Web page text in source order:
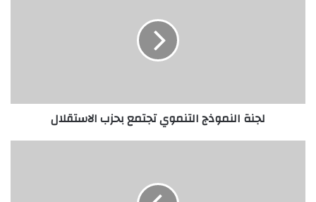
لجنة النموذج التنموي تجتمع بحزب الاستقلال